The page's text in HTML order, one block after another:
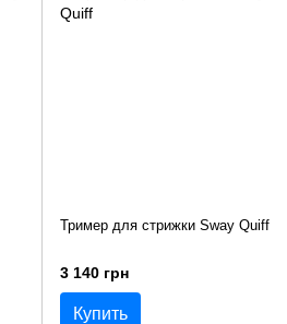
Тример для стрижки Sway Quiff
3 140 грн
Купить